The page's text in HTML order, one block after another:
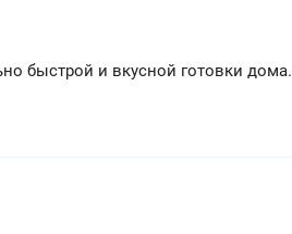
быстрой и вкусной готовки дома.